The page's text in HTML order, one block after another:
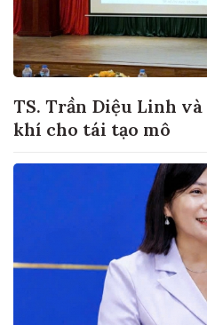
TS. Trần Diệu Linh
khí cho tái tạo mô